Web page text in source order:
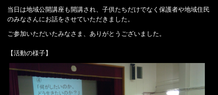
当日は地域公開講座も開講され、子供たちだけでなく保護者や地域住民
のみなさんにお話をさせていただきました。
ご参加いただいたみなさま、ありがとうございました。
【活動の様子】